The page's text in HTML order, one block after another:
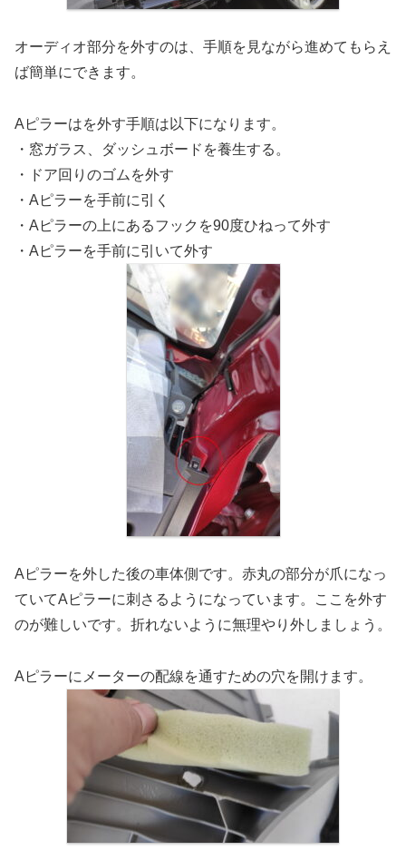
オーディオ部分を外すのは、手順を見ながら進めてもらえ
ば簡単にできます。
Aピラーはを外す手順は以下になります。
・窓ガラス、ダッシュボードを養生する。
・ドア回りのゴムを外す
・Aピラーを手前に引く
・Aピラーの上にあるフックを90度ひねって外す
・Aピラーを手前に引いて外す
Aピラーを外した後の車体側です。赤丸の部分が爪になっ
ていてAピラーに刺さるようになっています。ここを外す
のが難しいです。折れないように無理やり外しましょう。
Aピラーにメーターの配線を通すための穴を開けます。